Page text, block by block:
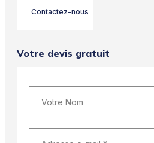
Contactez-nous
Votre devis gratuit